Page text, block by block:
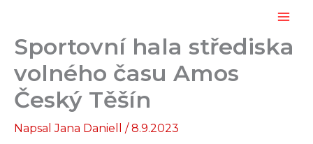
obsahSportovní hala střediska
volného času Amos
Český Těšín
NapsalJana Daniell /8.9.2023